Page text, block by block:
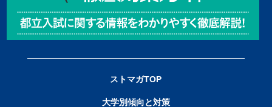
ストマガTOP
大学別傾向と対策